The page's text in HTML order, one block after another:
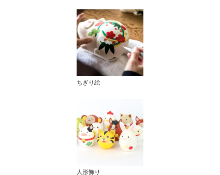
ちぎり絵
人形飾り